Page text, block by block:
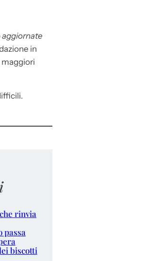
aggiornate
in
rinvia
passa
biscotti